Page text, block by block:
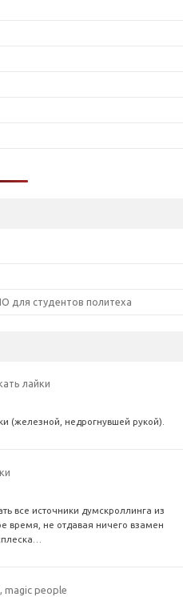
для студентов политеха
лайки
(железной, недрогнувшей рукой).
все источники думскроллинга из
время, не отдавая ничего взамен
magic people